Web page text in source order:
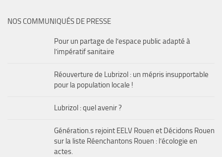
NOS COMMUNIQUÉS DE PRESSE
Pour un partage de l’espace public adapté à
l’impératif sanitaire
Réouverture de Lubrizol : un mépris insupportable
pour la population locale !
Lubrizol : quel avenir ?
Génération.s rejoint EELV Rouen et Décidons Rouen
sur la liste Réenchantons Rouen : l’écologie en
actes.